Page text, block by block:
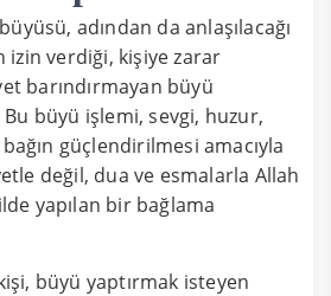
adından da anlaşılacağı
izin verdiği, kişiye zarar
barındırmayan büyü
büyü işlemi, sevgi, huzur,
güçlendirilmesi amacıyla
değil, dua ve esmalarla Allah
yapılan bir bağlama
büyü yaptırmak isteyen